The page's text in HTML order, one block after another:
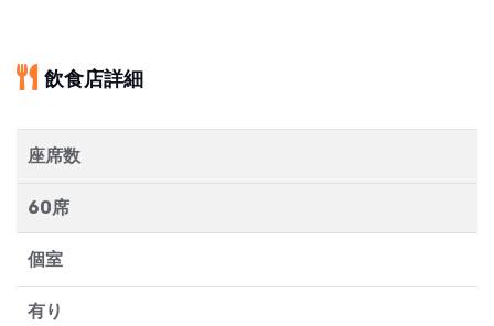
飲食店詳細
座席数
60席
個室
有り